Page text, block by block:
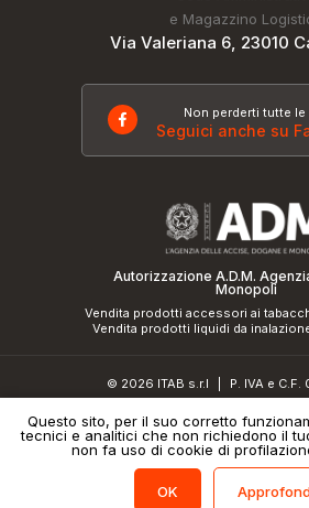
e Magazzino
Via Valeriana 6, 23010
Non perderti tutte le
Seguici anche su
Autorizzazione A.D.M.
Monopoli
Vendita prodotti accessori ai
Vendita prodotti liquidi da
© 2026 ITAB s.r.l
P. IVA e C.F.
Informativa sulla privacy e cookie
Questo sito, per il suo corretto
tecnici e analitici che non richiedono il
non fa uso di cookie di
OK